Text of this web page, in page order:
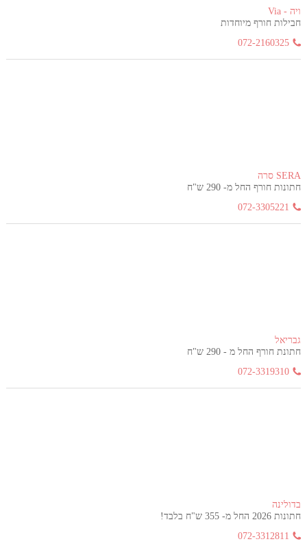
ויה - Via
חבילות חורף מיוחדות
072-2160325
SERA סרה
חתונות חורף החל מ- 290 ש"ח
072-3305221
גבריאל
חתונת חורף החל מ - 290 ש"ח
072-3319310
בדולינה
חתונות 2026 החל מ- 355 ש"ח בלבד!
072-3312811